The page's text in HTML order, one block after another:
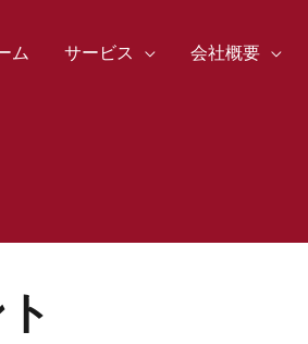
ム サービス 会社概要